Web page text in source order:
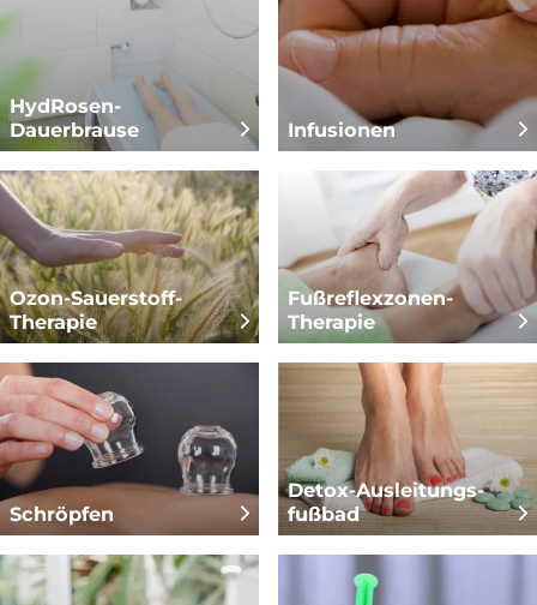
HydRosen-
Dauerbrause
Infusionen
Ozon-Sauerstoff-
Therapie
Fußreflexzonen-
Therapie
Schröpfen
Detox-Ausleitungs­
fußbad